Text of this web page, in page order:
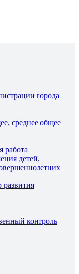
города
среднее общее
работа
детей,
контроль